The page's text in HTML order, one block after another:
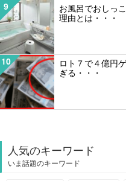
9
お風呂でおしっ
理由とは・・・
10
ロト７で４億円
ぎる・・・
人気のキーワード
いま話題のキーワード